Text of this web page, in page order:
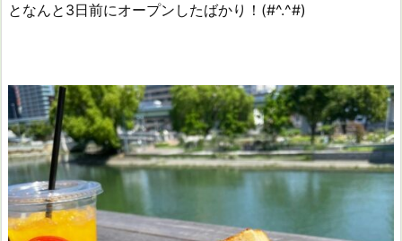
となんと3日前にオープンしたばかり！(#^.^#)